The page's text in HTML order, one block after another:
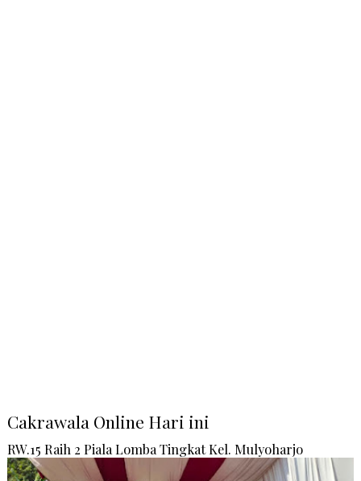
Cakrawala Online Hari ini
RW.15 Raih 2 Piala Lomba Tingkat Kel. Mulyoharjo